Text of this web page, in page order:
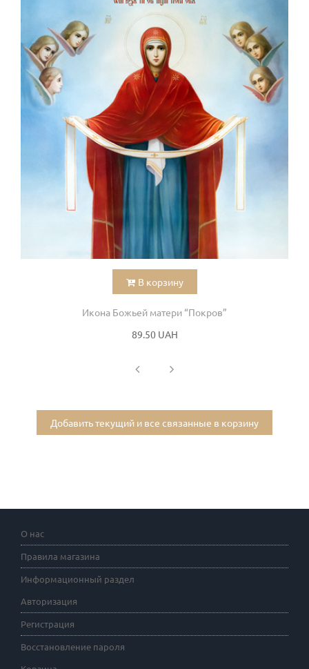
В корзину
Икона Божьей матери “Покров”
89.50 UAH
Добавить текущий и все связанные в корзину
О нас
Правила магазина
Информационный раздел
Авторизация
Регистрация
Восстановление пароля